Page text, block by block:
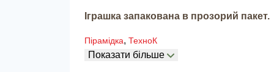
Іграшка запакована в прозорий пакет.
Пірамідка, ТехноК
Показати більше